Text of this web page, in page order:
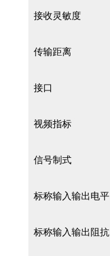
接收灵敏度
传输距离
接口
视频指标
信号制式
标称输入输出电平
标称输入输出阻抗